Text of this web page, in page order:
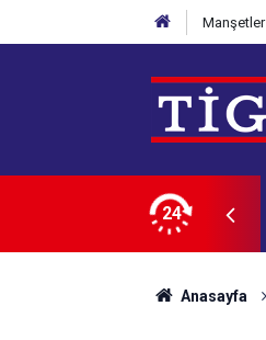
Manşetler
24
Anasayfa